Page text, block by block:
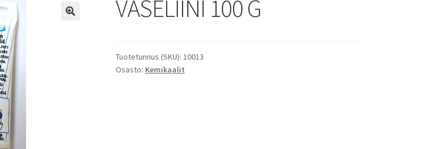
VASELIINI 100 G
Tuotetunnus (SKU): 10013
Osasto: Kemikaalit